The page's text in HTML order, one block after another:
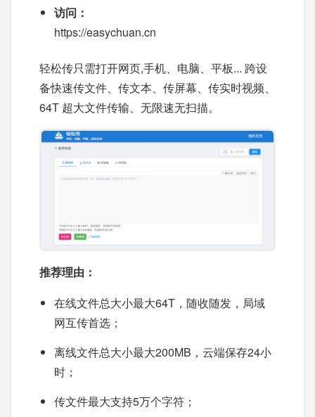
访问：
https://easychuan.cn
轻松传只需打开网页,手机、电脑、平板... 跨设
备快速传文件、传文本、传屏幕、传实时视频、
64T 超大文件传输、无限速无扫描。
推荐理由：
在线文件总大小最大64T，随收随发，局域
网互传首选；
离线文件总大小最大200MB，云端保存24小
时；
传文件最大支持5万个字符；